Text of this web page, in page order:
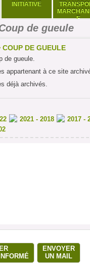
INITIATIVE
E
de gueule
COUP DE GUEULE
de gueule.
appartenant à ce site
déjà archivés.
2021 - 2018 2017 -
ENVOYER
UN MAIL